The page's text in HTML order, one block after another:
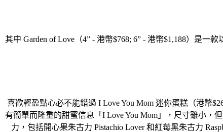
其中 Garden of Love（4” - 港幣$768; 6” - 港幣$1,188）是一
喜歡輕盈點心必不能錯過 I Love You Mom 迷你蛋糕（港幣
有簡單而隆重的甜蜜信息「I Love You Mom」，尺寸雖小，但
力， 包括開心果朱古力 Pistachio Lover 和紅莓黑朱古力